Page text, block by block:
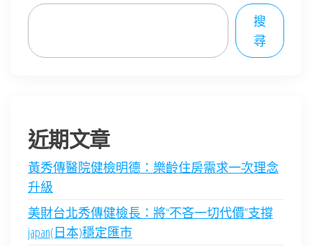
搜
尋
近期文章
黃秀傳醫院健檢明德：樂齡住房需求一次理念
升級
美財台北秀傳健檢長：將“不吝一切代價”支撐
japan(日本)穩定匯市